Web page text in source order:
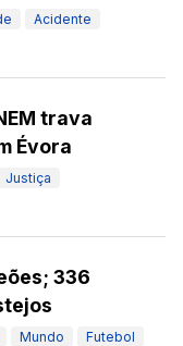
Acidente
trava
Évora
Justiça
336
Mundo Futebol